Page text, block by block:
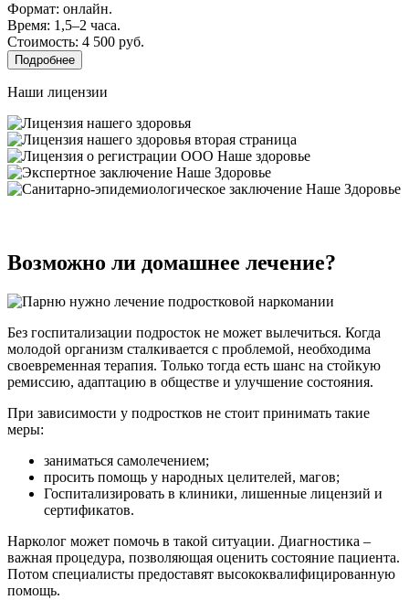
Формат: онлайн.
Время: 1,5–2 часа.
Стоимость: 4 500 руб.
Подробнее
Наши лицензии
Возможно ли домашнее лечение?
Без госпитализации подросток не может вылечиться. Когда
молодой организм сталкивается с проблемой, необходима
своевременная терапия. Только тогда есть шанс на стойкую
ремиссию, адаптацию в обществе и улучшение состояния.
При зависимости у подростков не стоит принимать такие
меры:
заниматься самолечением;
просить помощь у народных целителей, магов;
Госпитализировать в клиники, лишенные лицензий и
сертификатов.
Нарколог может помочь в такой ситуации. Диагностика –
важная процедура, позволяющая оценить состояние пациента.
Потом специалисты предоставят высококвалифицированную
помощь.